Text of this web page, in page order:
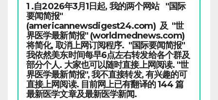
1 .自2026年3月1日起, 我的两个网站 "国际
要闻简报"
(americannewsdigest24.com) 及 "世
界医学最新简报" (worldmednews.com)
将简化, 取消上网订阅程序. "国际要闻简报"
我依然美东时间每早6点左右转发给各个群及
部分个人. 大家也可以随时直接上网阅读. "世
界医学最新简报", 我不直接转发, 有兴趣的可
直接上网阅读. 目前网上已有翻译的 144 篇
最新医学文章及最新医学新闻.